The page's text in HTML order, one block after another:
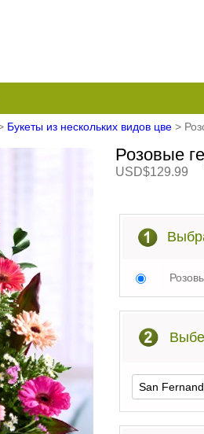
Букеты из нескольких видов цве >
Розовые
USD$129.99